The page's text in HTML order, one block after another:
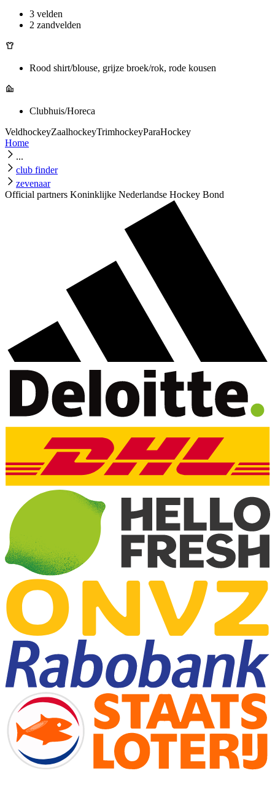
3 velden
2 zandvelden
Rood shirt/blouse, grijze broek/rok, rode kousen
Clubhuis/Horeca
VeldhockeyZaalhockeyTrimhockeyParaHockey
Home
...
club finder
zevenaar
Official partners Koninklijke Nederlandse Hockey Bond